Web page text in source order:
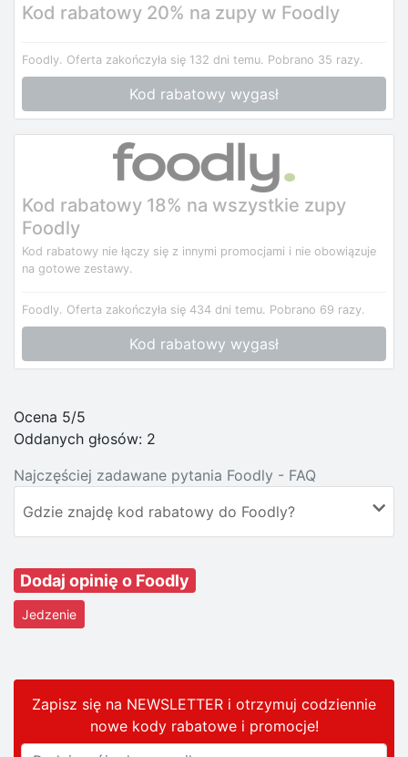
Kod rabatowy 20% na zupy w Foodly
Foodly. Oferta zakończyła się 132 dni temu. Pobrano 35 razy.
Kod rabatowy wygasł
Kod rabatowy 18% na wszystkie zupy
Foodly
Kod rabatowy nie łączy się z innymi promocjami i nie obowiązuje
na gotowe zestawy.
Foodly. Oferta zakończyła się 434 dni temu. Pobrano 69 razy.
Kod rabatowy wygasł
Ocena 5/5
Oddanych głosów: 2
Najczęściej zadawane pytania Foodly - FAQ
Gdzie znajdę kod rabatowy do Foodly?
Dodaj opinię o Foodly
Jedzenie
Zapisz się na NEWSLETTER i otrzymuj codziennie
nowe kody rabatowei promocje!